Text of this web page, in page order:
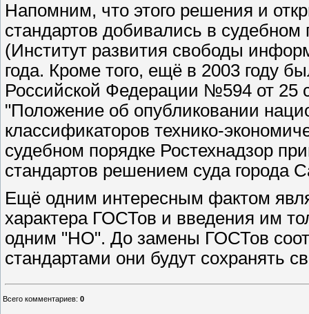
Напомним, что этого решения и
стандартов добивались в
(Институт развития свободы
года. Кроме того, ещё в 2003 году
Российской Федерации №594 от 25
"Положение об опубликовании
классификаторов технико-
судебном порядке Ростехнадзор
стандартов решением суда города
Ещё одним интересным фактом
характера ГОСТов и введения им
одним "НО". До замены ГОСТов
стандартами они будут сохранять
Всего комментариев: 0